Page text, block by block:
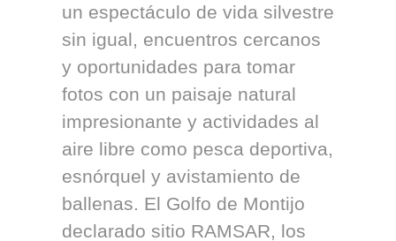
un espectáculo de vida silvestre
sin igual, encuentros cercanos
y oportunidades para tomar
fotos con un paisaje natural
impresionante y actividades al
aire libre como pesca deportiva,
esnórquel y avistamiento de
ballenas. El Golfo de Montijo
declarado sitio RAMSAR, los